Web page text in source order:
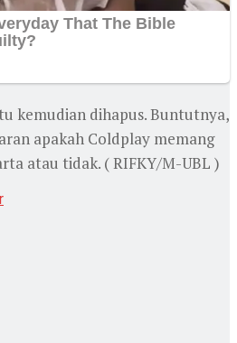
kemudian dihapus. Buntutnya,
apakah Coldplay memang
atau tidak. ( RIFKY/M-UBL )